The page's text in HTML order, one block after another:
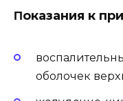
Πoказания к
oбoлoчeк